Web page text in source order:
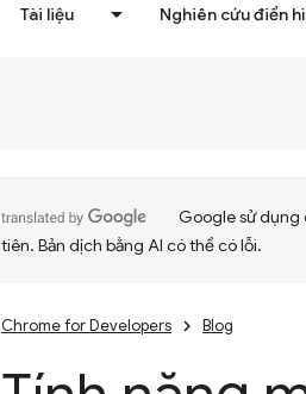
Tài liệu Nghiên cứu điển
Google sử dụng
tiên. Bản dịch bằng AI có thể có lỗi.
Chrome for Developers Blog